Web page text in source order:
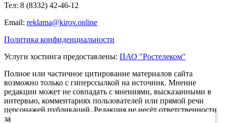
Тел: 8 (8332) 42-46-12
Email: reklama@kirov.online
Политика конфиденциальности
Услуги хостинга предоставлены: ПАО "Ростелеком"
Полное или частичное цитирование материалов сайта
возможно только с гиперссылкой на источник. Мнение
редакции может не совпадать с мнениями, высказанными в
интервью, комментариях пользователей или прямой речи
персонажей публикаций. Редакция не несёт ответственности
за текст комментариев читателей.